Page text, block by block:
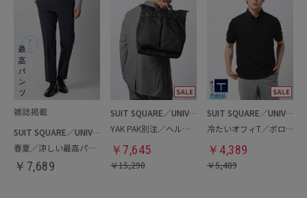
SUIT SQUARE／UNIVERSAL LANGUAGE
春夏／涼しい最高パンツ
￥ 7,689
SUIT SQUARE／UNIVERSAL LANGUAGE
YAK PAK別注／ヘルメットバッグ
￥ 7,645
￥15,290
SUIT SQUARE／UNIVERSAL LANGUAGE
冷たいオフィT／ポロシャツ
￥ 4,389
￥5,489